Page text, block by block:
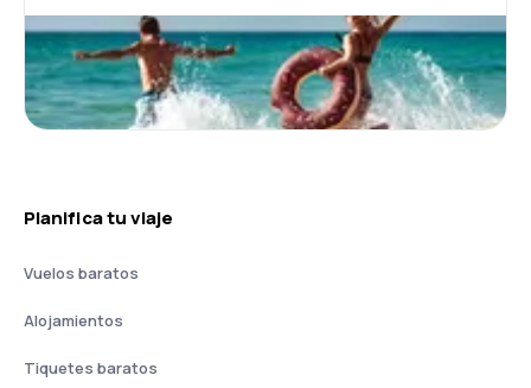
Planifica tu viaje
Vuelos baratos
Alojamientos
Tiquetes baratos